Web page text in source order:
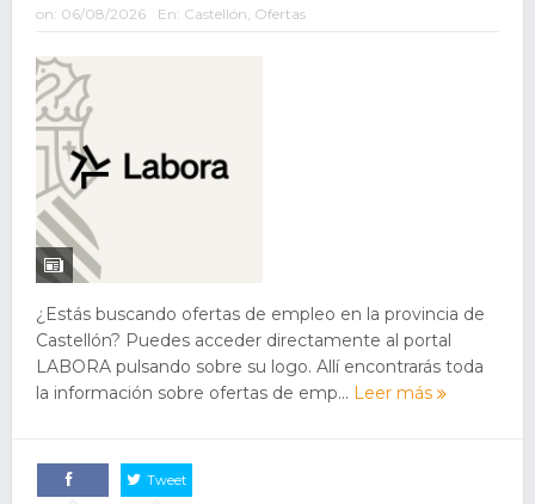
on: 06/08/2026 En: Castellón, Ofertas
¿Estás buscando ofertas de empleo en la provincia de
Castellón? Puedes acceder directamente al portal
LABORA pulsando sobre su logo. Allí encontrarás toda
la información sobre ofertas de emp... Leer más
Tweet